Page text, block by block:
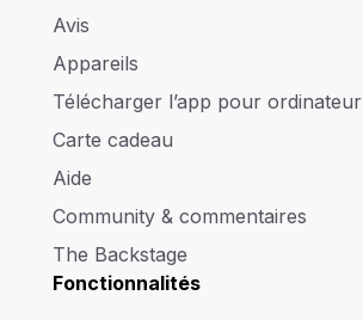
Avis
Appareils
Télécharger l’app pour ordinateur
Carte cadeau
Aide
Community & commentaires
The Backstage
Fonctionnalités